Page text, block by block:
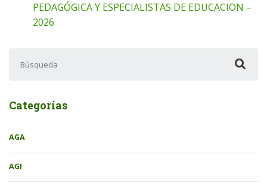
PEDAGÓGICA Y ESPECIALISTAS DE EDUCACION –
2026
Categorías
AGA
AGI